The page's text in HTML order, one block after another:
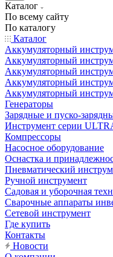
Каталог
По всему сайту
По каталогу
Каталог
Аккумуляторный
Аккумуляторный
Аккумуляторный
Аккумуляторный
Аккумуляторный
Генераторы
Зарядные и пуско-
Инструмент серии
Компрессоры
Насосное оборудование
Оснастка и
Пневматический
Ручной инструмент
Садовая и уборочная
Сварочные аппараты
Сетевой инструмент
Где купить
Контакты
Новости